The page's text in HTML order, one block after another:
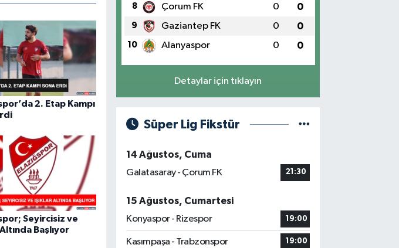
2. Etap Kampı
Seyircisiz ve
Altında Başlıyor
8 Çorum FK 0 0
9 Gaziantep FK 0 0
10 Alanyaspor 0 0
Detaylar için tıklayın
Süper Lig Fikstür
14 Ağustos, Cuma
Galatasaray - Çorum FK
21:30
15 Ağustos, Cumartesi
Konyaspor - Rizespor
19:00
Kasımpaşa - Trabzonspor 19:00